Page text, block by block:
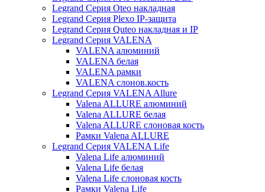
Legrand Серия Oteo накладная
Legrand Серия Plexo IP-защита
Legrand Серия Quteo накладная и IP
Legrand Серия VALENA
VALENA алюминий
VALENA белая
VALENA рамки
VALENA слонов.кость
Legrand Серия VALENA Allure
Valena ALLURE алюминий
Valena ALLURE белая
Valena ALLURE слоновая кость
Рамки Valena ALLURE
Legrand Серия VALENA Life
Valena Life алюминий
Valena Life белая
Valena Life слоновая кость
Рамки Valena Life